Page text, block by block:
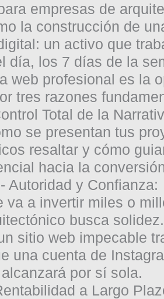
empresas de
la construcción de
un activo que
día, los 7 días de la
web profesional es la
tres razones
Total de la
se presentan tus
resaltar y cómo
hacia la
Autoridad y Confianza:
va a invertir miles o
busca
sitio web impecable
una cuenta de
alcanzará por sí sola.
a Largo